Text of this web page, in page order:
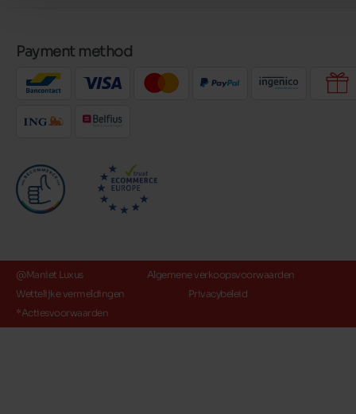
Payment method
@Maniet Luxus
Algemene verkoopsvoorwaarden
Wettelijke vermeldingen
Privacybeleid
*Actiesvoorwaarden